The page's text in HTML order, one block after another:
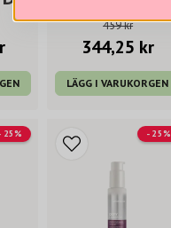
459 kr
344,25 kr
LÄGG I VARUKORGEN
25% - 25%